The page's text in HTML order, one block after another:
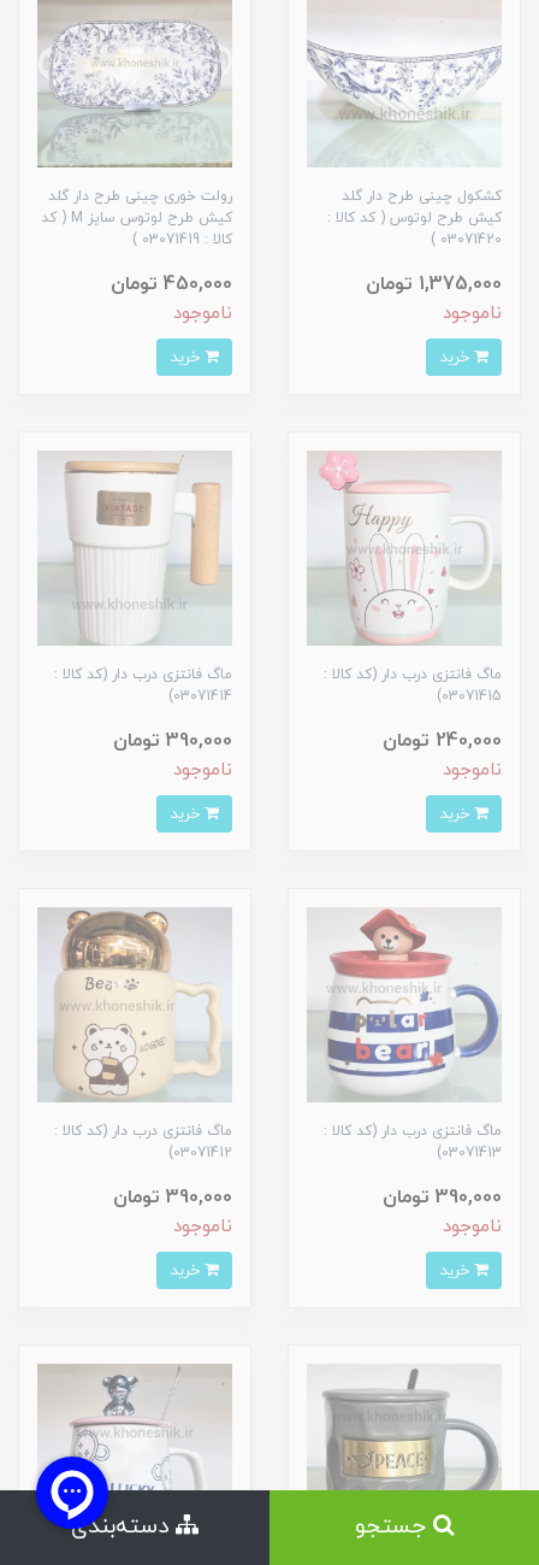
کشکول چینی طرح دار گلد
کیش طرح لوتوس ( کد کالا :
03071420 )
1,375,000 تومان
ناموجود
رولت خوری چینی طرح دار گلد
کیش طرح لوتوس سایز M ( کد
کالا : 03071419 )
450,000 تومان
ناموجود
ماگ فانتزی درب دار (کد کالا :
03071415)
240,000 تومان
ناموجود
ماگ فانتزی درب دار (کد کالا :
03071414)
390,000 تومان
ناموجود
ماگ فانتزی درب دار (کد کالا :
03071413)
390,000 تومان
ناموجود
ماگ فانتزی درب دار (کد کالا :
03071412)
390,000 تومان
ناموجود